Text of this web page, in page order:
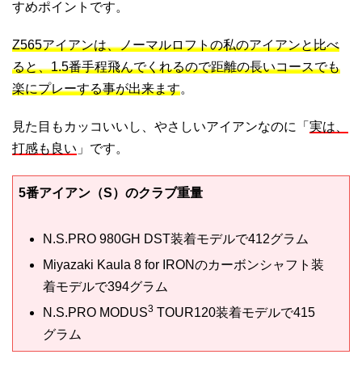
すめポイントです。
Z565アイアンは、ノーマルロフトの私のアイアンと比べ
ると、1.5番手程飛んでくれるので距離の長いコースでも
楽にプレーする事が出来ます。
見た目もカッコいいし、やさしいアイアンなのに「 実は、
打感も良い 」です。
5番アイアン（S）のクラブ重量
N.S.PRO 980GH DST装着モデルで412グラム
Miyazaki Kaula 8 for IRONのカーボンシャフト装
着モデルで394グラム
N.S.PRO MODUS3 TOUR120装着モデルで415
グラム